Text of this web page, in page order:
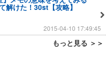
解けた！30st【攻略】
2015-04-10 17:49:45
もっと見る ＞＞